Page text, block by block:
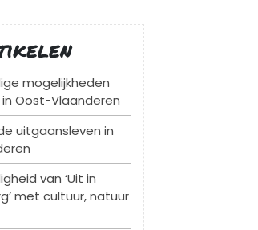
mogelijkheden
Oost-Vlaanderen
uitgaansleven in
van ‘Uit in
met cultuur, natuur